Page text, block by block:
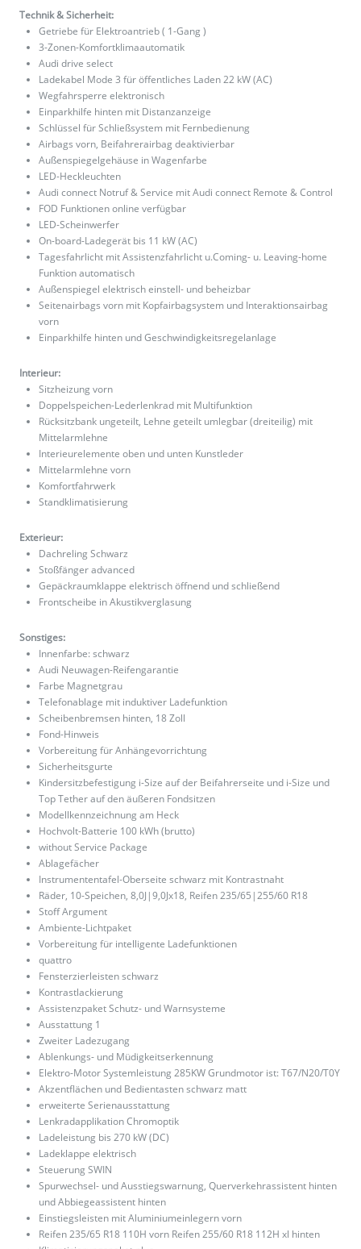
Technik & Sicherheit:
Getriebe für Elektroantrieb ( 1-Gang )
3-Zonen-Komfortklimaautomatik
Audi drive select
Ladekabel Mode 3 für öffentliches Laden 22 kW (AC)
Wegfahrsperre elektronisch
Einparkhilfe hinten mit Distanzanzeige
Schlüssel für Schließsystem mit Fernbedienung
Airbags vorn, Beifahrerairbag deaktivierbar
Außenspiegelgehäuse in Wagenfarbe
LED-Heckleuchten
Audi connect Notruf & Service mit Audi connect Remote & Control
FOD Funktionen online verfügbar
LED-Scheinwerfer
On-board-Ladegerät bis 11 kW (AC)
Tagesfahrlicht mit Assistenzfahrlicht u.Coming- u. Leaving-home
Funktion automatisch
Außenspiegel elektrisch einstell- und beheizbar
Seitenairbags vorn mit Kopfairbagsystem und Interaktionsairbag
vorn
Einparkhilfe hinten und Geschwindigkeitsregelanlage
Interieur:
Sitzheizung vorn
Doppelspeichen-Lederlenkrad mit Multifunktion
Rücksitzbank ungeteilt, Lehne geteilt umlegbar (dreiteilig) mit
Mittelarmlehne
Interieurelemente oben und unten Kunstleder
Mittelarmlehne vorn
Komfortfahrwerk
Standklimatisierung
Exterieur:
Dachreling Schwarz
Stoßfänger advanced
Gepäckraumklappe elektrisch öffnend und schließend
Frontscheibe in Akustikverglasung
Sonstiges:
Innenfarbe: schwarz
Audi Neuwagen-Reifengarantie
Farbe Magnetgrau
Telefonablage mit induktiver Ladefunktion
Scheibenbremsen hinten, 18 Zoll
Fond-Hinweis
Vorbereitung für Anhängevorrichtung
Sicherheitsgurte
Kindersitzbefestigung i-Size auf der Beifahrerseite und i-Size und
Top Tether auf den äußeren Fondsitzen
Modellkennzeichnung am Heck
Hochvolt-Batterie 100 kWh (brutto)
without Service Package
Ablagefächer
Instrumententafel-Oberseite schwarz mit Kontrastnaht
Räder, 10-Speichen, 8,0J|9,0Jx18, Reifen 235/65|255/60 R18
Stoff Argument
Ambiente-Lichtpaket
Vorbereitung für intelligente Ladefunktionen
quattro
Fensterzierleisten schwarz
Kontrastlackierung
Assistenzpaket Schutz- und Warnsysteme
Ausstattung 1
Zweiter Ladezugang
Ablenkungs- und Müdigkeitserkennung
Elektro-Motor Systemleistung 285KW Grundmotor ist: T67/N20/T0Y
Akzentflächen und Bedientasten schwarz matt
erweiterte Serienausstattung
Lenkradapplikation Chromoptik
Ladeleistung bis 270 kW (DC)
Ladeklappe elektrisch
Steuerung SWIN
Spurwechsel- und Ausstiegswarnung, Querverkehrassistent hinten
und Abbiegeassistent hinten
Einstiegsleisten mit Aluminiumeinlegern vorn
Reifen 235/65 R18 110H vorn Reifen 255/60 R18 112H xl hinten